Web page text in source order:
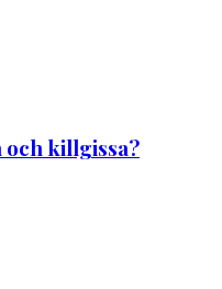
killgissa?